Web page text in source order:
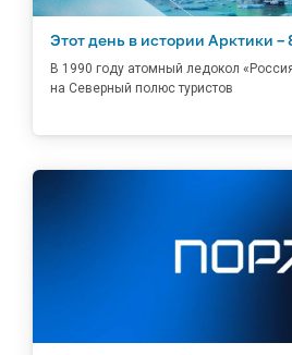
Этот день в истории Арктики –
В 1990 году атомный ледокол
на Северный полюс туристов